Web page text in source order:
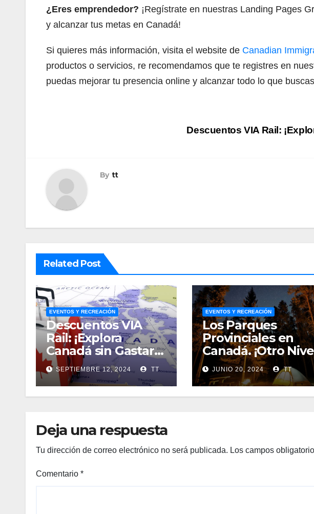
¿Eres emprendedor? ¡Regístrate en nuestras Landing Pages
y alcanzar tus metas en Canadá!
Si quieres más información, visita el website de Canadian
productos o servicios, re recomendamos que te registres en
puedas mejorar tu presencia online y alcanzar todo lo que
entradas
Descuentos VIA Rail:
By tt
Related Post
EVENTOS Y RECREACIÓN
Descuentos VIA
Rail: ¡Explora
Canadá sin Gastar
una Fortuna!
SEPTIEMBRE 12, 2024 TT
EVENTOS Y RECREACIÓN
Los Parques
Provinciales en
Canadá. ¡Otro
JUNIO 20, 2024 TT
Deja una respuesta
Tu dirección de correo electrónico no será publicada. Los campos
Comentario *